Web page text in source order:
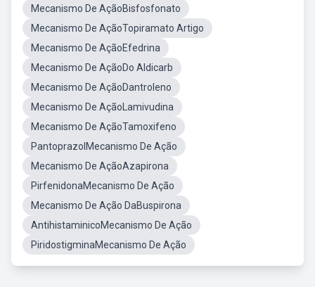
Mecanismo De AçãoBisfosfonato
Mecanismo De AçãoTopiramato Artigo
Mecanismo De AçãoEfedrina
Mecanismo De AçãoDo Aldicarb
Mecanismo De AçãoDantroleno
Mecanismo De AçãoLamivudina
Mecanismo De AçãoTamoxifeno
PantoprazolMecanismo De Ação
Mecanismo De AçãoAzapirona
PirfenidonaMecanismo De Ação
Mecanismo De Ação DaBuspirona
AntihistaminicoMecanismo De Ação
PiridostigminaMecanismo De Ação